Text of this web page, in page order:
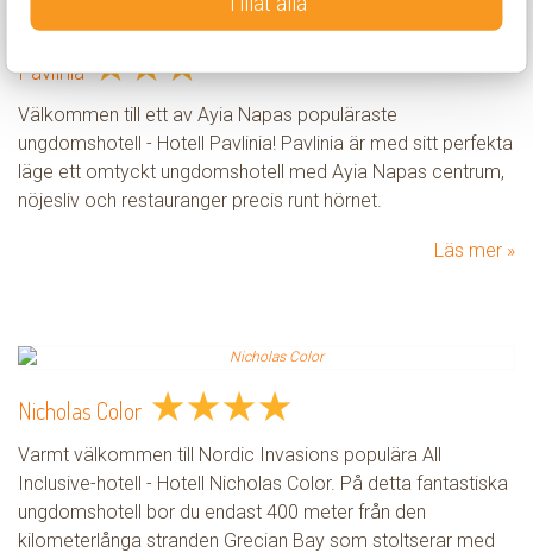
Pavlinia ★★★
Välkommen till ett av Ayia Napas populäraste
ungdomshotell - Hotell Pavlinia! Pavlinia är med sitt perfekta
läge ett omtyckt ungdomshotell med Ayia Napas centrum,
nöjesliv och restauranger precis runt hörnet.
Läs mer
Nicholas Color ★★★★
Varmt välkommen till Nordic Invasions populära All
Inclusive-hotell - Hotell Nicholas Color. På detta fantastiska
ungdomshotell bor du endast 400 meter från den
kilometerlånga stranden Grecian Bay som stoltserar med